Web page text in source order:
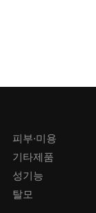
피부·미용
기타제품
성기능
탈모